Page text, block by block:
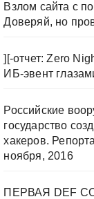
Взлом сайта с
Доверяй, но
][-отчет: Zero
ИБ-эвент
Российские
государство
хакеров.
ноября, 2016
ПЕРВАЯ DEF